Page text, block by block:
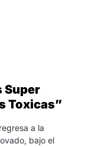
Super
Toxicas”
a la
bajo el